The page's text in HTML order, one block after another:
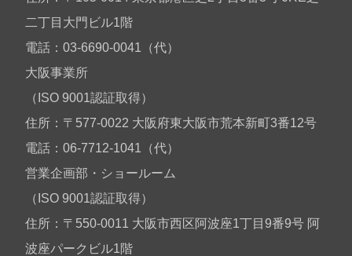
二丁目大門ビル1階
電話：03-6690-0041（代）
大阪事業所
（ISO 9001認証取得）
住所：〒577-0022 大阪府東大阪市荒本新町3番12号
電話：06-7712-1041（代）
営業企画部・ショールーム
（ISO 9001認証取得）
住所：〒550-0011 大阪市西区阿波座1丁目9番9号 阿
波座パークビル1階